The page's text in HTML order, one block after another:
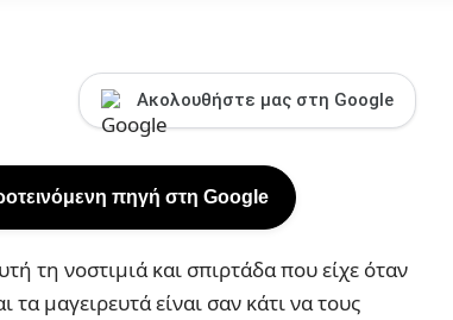
Ακολουθήστε μας στη Google
πηγή στη Google
τη νοστιμιά και σπιρτάδα που είχε όταν
τα μαγειρευτά είναι σαν κάτι να τους